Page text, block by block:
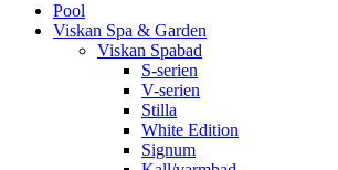
Pool
Viskan Spa & Garden
Viskan Spabad
S-serien
V-serien
Stilla
White Edition
Signum